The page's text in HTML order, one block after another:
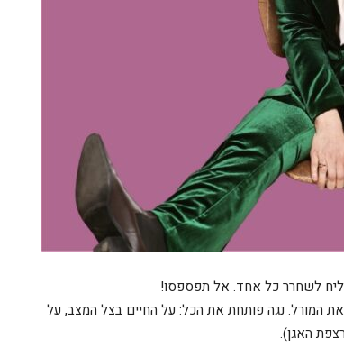
המורל. נגה פותחת את הכל: על החיים בצל המצב, על
האגן).